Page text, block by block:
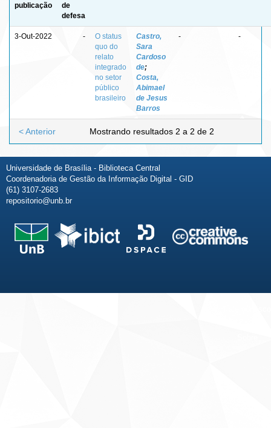
publicação
de
defesa
3-Out-2022 -
O status
quo do
relato
integrado
no setor
público
brasileiro
Castro,
Sara
Cardoso
de;
Costa,
Abimael
de Jesus
Barros
- -
Mostrando resultados 2 a 2 de 2
< Anterior
Universidade de Brasília - Biblioteca Central
Coordenadoria de Gestão da Informação Digital - GID
(61) 3107-2683
repositorio@unb.br